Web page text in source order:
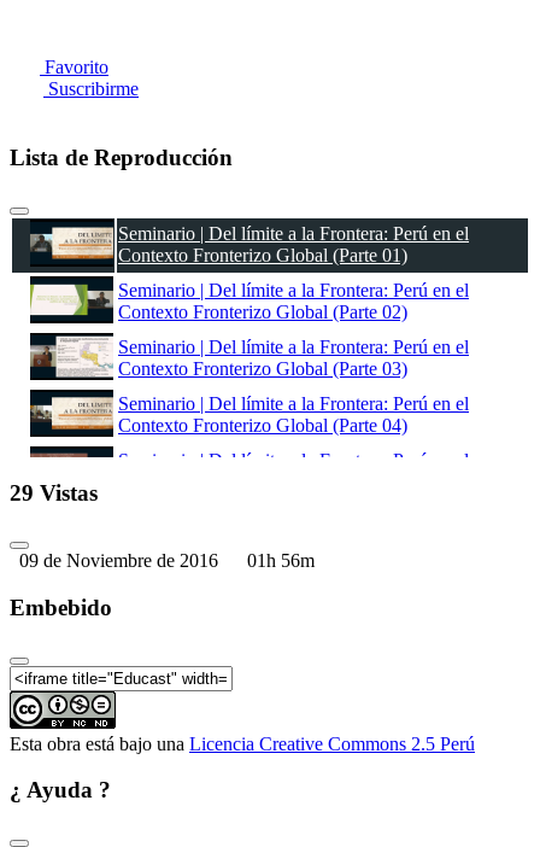
Favorito
Suscribirme
Lista de Reproducción
Seminario | Del límite a la Frontera: Perú en el
Contexto Fronterizo Global (Parte 01)
Seminario | Del límite a la Frontera: Perú en el
Contexto Fronterizo Global (Parte 02)
Seminario | Del límite a la Frontera: Perú en el
Contexto Fronterizo Global (Parte 03)
Seminario | Del límite a la Frontera: Perú en el
Contexto Fronterizo Global (Parte 04)
Seminario | Del límite a la Frontera: Perú en el
Seminario | Del límite a la Frontera: Perú en el
Seminario | Del límite a la Frontera: Perú en el
29 Vistas
09 de Noviembre de 2016 01h 56m
Embebido
Esta obra está bajo una Licencia Creative Commons 2.5 Perú
¿ Ayuda ?